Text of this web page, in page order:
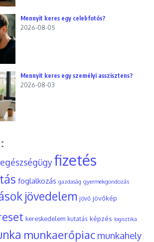
Mennyit keres egy celebfotós?
2026-08-05
Mennyit keres egy személyi asszisztens?
2026-08-03
egészségügyfizetés
foglalkozás gazdaság gyermekgondozás
jövedelem jövő jövőkép
kereskedelem kutatás képzés logisztika
munkaerőpiac munkahely